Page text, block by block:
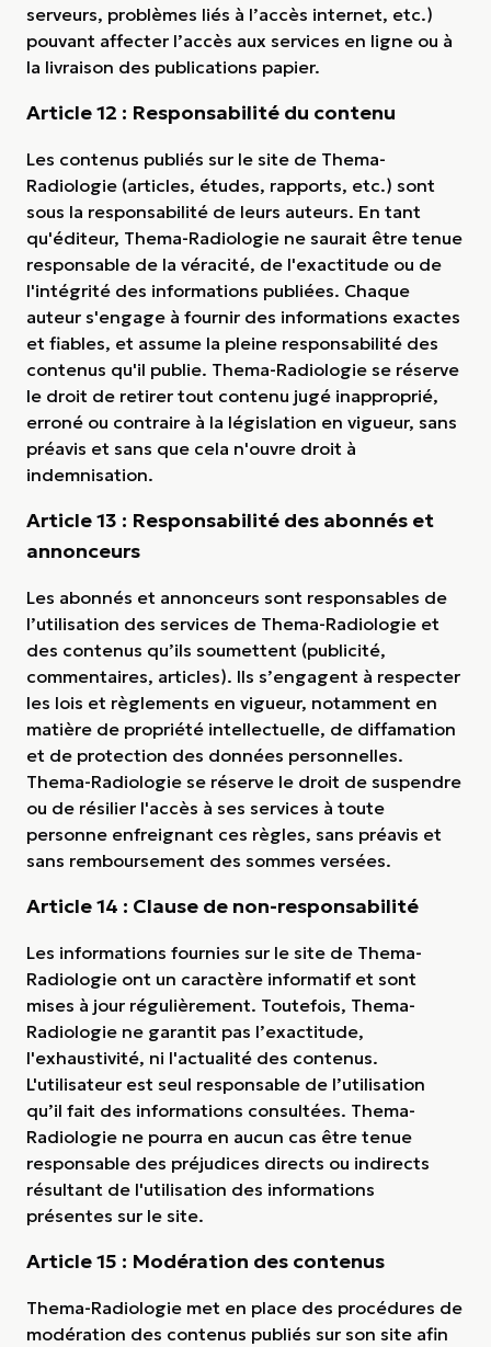
serveurs, problèmes liés à l’accès internet, etc.)
pouvant affecter l’accès aux services en ligne ou à
la livraison des publications papier.
Article 12 : Responsabilité du contenu
Les contenus publiés sur le site de Thema-
Radiologie (articles, études, rapports, etc.) sont
sous la responsabilité de leurs auteurs. En tant
qu'éditeur, Thema-Radiologie ne saurait être tenue
responsable de la véracité, de l'exactitude ou de
l'intégrité des informations publiées. Chaque
auteur s'engage à fournir des informations exactes
et fiables, et assume la pleine responsabilité des
contenus qu'il publie. Thema-Radiologie se réserve
le droit de retirer tout contenu jugé inapproprié,
erroné ou contraire à la législation en vigueur, sans
préavis et sans que cela n'ouvre droit à
indemnisation.
Article 13 : Responsabilité des abonnés et
annonceurs
Les abonnés et annonceurs sont responsables de
l’utilisation des services de Thema-Radiologie et
des contenus qu’ils soumettent (publicité,
commentaires, articles). Ils s’engagent à respecter
les lois et règlements en vigueur, notamment en
matière de propriété intellectuelle, de diffamation
et de protection des données personnelles.
Thema-Radiologie se réserve le droit de suspendre
ou de résilier l'accès à ses services à toute
personne enfreignant ces règles, sans préavis et
sans remboursement des sommes versées.
Article 14 : Clause de non-responsabilité
Les informations fournies sur le site de Thema-
Radiologie ont un caractère informatif et sont
mises à jour régulièrement. Toutefois, Thema-
Radiologie ne garantit pas l’exactitude,
l'exhaustivité, ni l'actualité des contenus.
L'utilisateur est seul responsable de l’utilisation
qu’il fait des informations consultées. Thema-
Radiologie ne pourra en aucun cas être tenue
responsable des préjudices directs ou indirects
résultant de l'utilisation des informations
présentes sur le site.
Article 15 : Modération des contenus
Thema-Radiologie met en place des procédures de
modération des contenus publiés sur son site afin